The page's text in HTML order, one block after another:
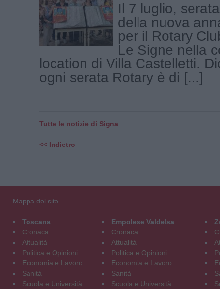
Il 7 luglio,
della nuova
per il Rotary
Le Signe nella
location di Villa Castelletti.
ogni serata Rotary è di [...]
Tutte le notizie di Signa
<< Indietro
Mappa del sito
Toscana
Cronaca
Attualità
Politica e Opinioni
Economia e Lavoro
Sanità
Scuola e Università
Empolese Valdelsa
Cronaca
Attualità
Politica e Opinioni
Economia e Lavoro
Sanità
Scuola e Università